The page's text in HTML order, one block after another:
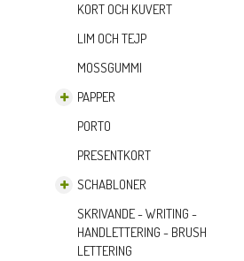
KORT OCH KUVERT
LIM OCH TEJP
MOSSGUMMI
PAPPER
PORTO
PRESENTKORT
SCHABLONER
SKRIVANDE - WRITING -
HANDLETTERING - BRUSH
LETTERING